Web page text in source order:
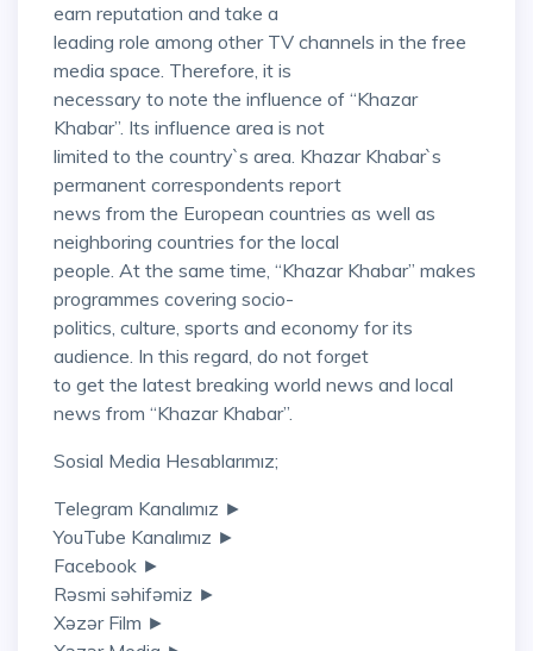
earn reputation and take a
leading role among other TV channels in the free
media space. Therefore, it is
necessary to note the influence of “Khazar
Khabar”. Its influence area is not
limited to the country`s area. Khazar Khabar`s
permanent correspondents report
news from the European countries as well as
neighboring countries for the local
people. At the same time, “Khazar Khabar” makes
programmes covering socio-
politics, culture, sports and economy for its
audience. In this regard, do not forget
to get the latest breaking world news and local
news from “Khazar Khabar”.
Sosial Media Hesablarımız;
Telegram Kanalımız ►
YouTube Kanalımız ►
Facebook ►
Rəsmi səhifəmiz ►
Xəzər Film ►